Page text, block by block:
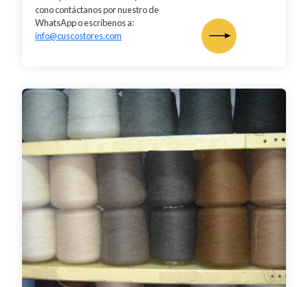
cono contáctanos por nuestro de
WhatsApp o escríbenos a:
info@cuscostores.com